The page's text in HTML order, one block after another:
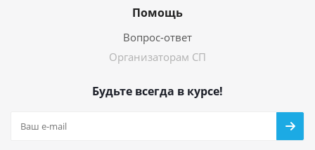
Помощь
Вопрос-ответ
Организаторам СП
Будьте всегда в курсе!